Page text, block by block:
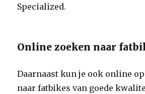
Specialized.
Online zoeken naar
Daarnaast kun je ook online
naar fatbikes van goede